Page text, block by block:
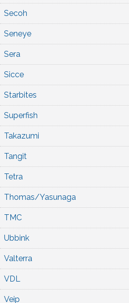
Secoh
Seneye
Sera
Sicce
Starbites
Superfish
Takazumi
Tangit
Tetra
Thomas/Yasunaga
TMC
Ubbink
Valterra
VDL
Veip